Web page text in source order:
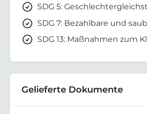
SDG 5:
SDG 7: Bezahlbare und
SDG 13: Maßnahmen zum
Gelieferte Dokumente